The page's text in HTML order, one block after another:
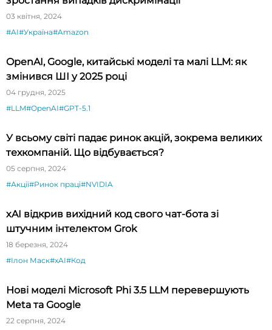
03 квітня, 2024
#AI#Україна#Amazon
OpenAI, Google, китайські моделі та малі LLM: як
змінився ШІ у 2025 році
04 грудня, 2025
#LLM#OpenAI#GPT-5.1
У всьому світі падає ринок акцій, зокрема великих
техкомпаній. Що відбувається?
05 серпня, 2024
#Акції#Ринок праці#NVIDIA
xAI відкрив вихідний код свого чат-бота зі
штучним інтелектом Grok
18 березня, 2024
#Ілон Маск#xAI#Код
Нові моделі Microsoft Phi 3.5 LLM перевершують
Meta та Google
22 серпня, 2024